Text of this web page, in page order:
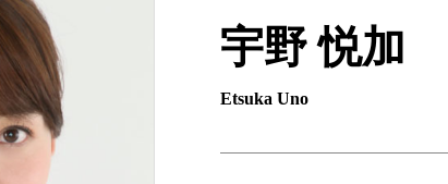
宇野 悦加
Etsuka Uno